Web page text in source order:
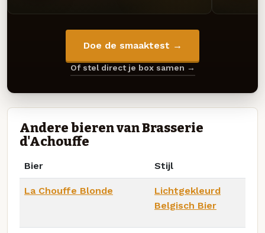
Doe de smaaktest →
Of stel direct je box samen →
Andere bieren van Brasserie
d'Achouffe
Bier Stijl
La Chouffe Blonde
Lichtgekleurd
Belgisch Bier